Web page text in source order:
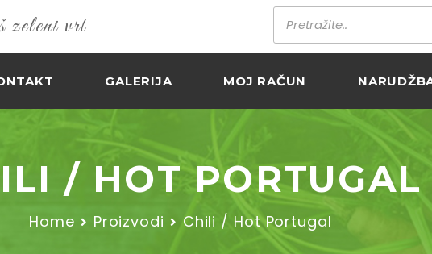
vrt
GALERIJA MOJ RAČUN
/ HOT PORTUGAL
Home Proizvodi Chili / Hot Portugal